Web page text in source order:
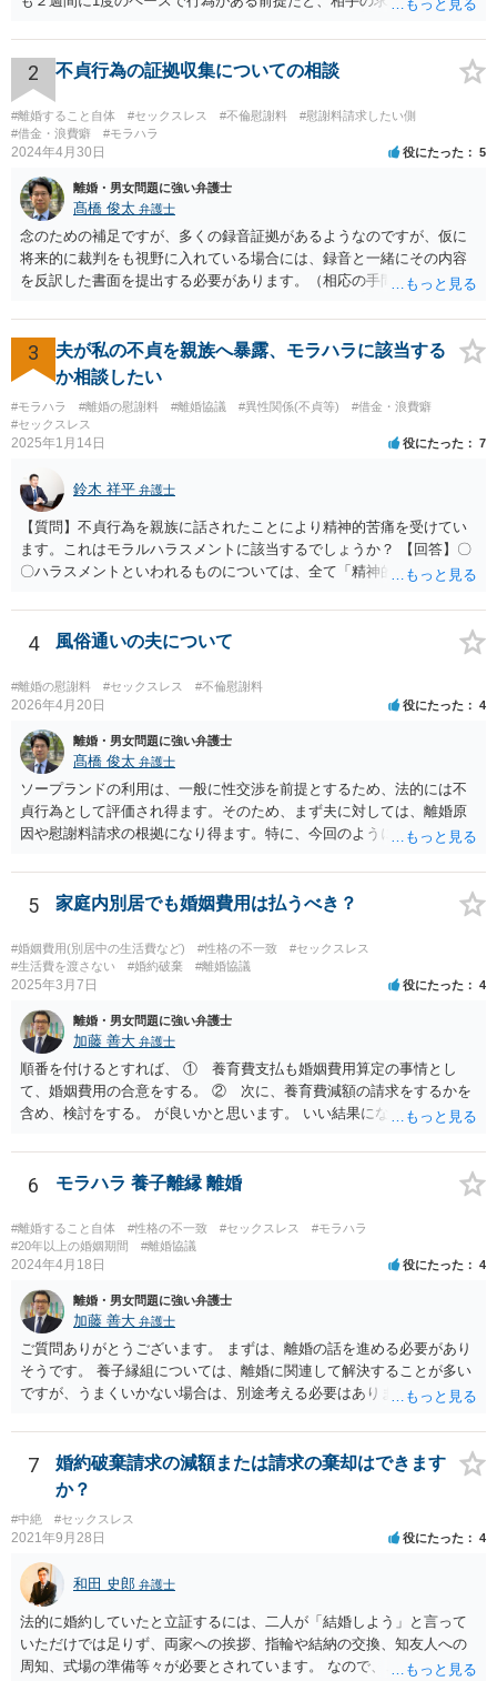
れないでしょう。 また、離婚した場合に、相手が今まで通りに生活を
するのであれば大きな違いはありませんが、そうでなくなった場合に
夫婦であれば法的に請求できたものができなくなるというデメリット
があるため、今までと何も変わらないということはないです。
2 不貞行為の証拠収集についての相談
#離婚すること自体 #セックスレス #不倫慰謝料
#慰謝料請求したい側
#借金・浪費癖
#モラハラ
2024年4月30日 役にたった 5
離婚・男女問題に強い弁護士
髙橋 俊太 弁護士
念のための補足ですが、多くの録音証拠があるようなのですが、仮に
将来的に裁判をも視野に入れている場合には、録音と一緒にその内容
を反訳した書面を提出する必要があります。（相応の手間と費用がか
るような合理的説明が必要とはなりますので、そのようなことが十分
に可能かどうかについて、一度は弁護士に直接相談なさった方がよい
と思います。 なお、夫や不倫相手自身が不倫の事実について（期間や
回数なども含め）認めて自白するような場合には、貴方において立証
する必要はなくなります。
3
夫が私の不貞を親族へ暴露、モラハラに該当する
か相談したい
#モラハラ #離婚の慰謝料 #離婚協議 #異性関係(不貞等)
#借金・浪費癖
#セックスレス
2025年1月14日 役にたった 7
鈴木 祥平 弁護士
【質問】不貞行為を親族に話されたことにより精神的苦痛を受けてい
ます。これはモラルハラスメントに該当するでしょうか？ 【回答】〇
〇ハラスメントといわれるものについては、全て「精神的・身体的苦
活している以上は、「精神的・身体的苦痛を与え」られることは不可
避的に生じますから、違法と評価されるためには、社会通念（常識）
とが必要です。 常識を逸脱したと言えるかどうかについては、必要性
や相当性という基準を使って判断をするとわかりやすいと思います。
夫婦間において今、問題が生じているということを親族には話してお
く必要はあると思われますし、常識的に見ても、また、それが親族内
にとどまる話であれば、著しく不相当なこととも言えません。ですか
ら、上記のことが社会通念を逸脱した態様・方法であるとは言えない
のではないかと思います。少なくとも、違法と評価されるハラスメン
トとは言えないでしょう。
4 風俗通いの夫について
#離婚の慰謝料 #セックスレス #不倫慰謝料
2026年4月20日 役にたった 4
離婚・男女問題に強い弁護士
髙橋 俊太 弁護士
ソープランドの利用は、一般に性交渉を前提とするため、法的には不
貞行為として評価され得ます。そのため、まず夫に対しては、離婚原
因や慰謝料請求の根拠になり得ます。特に、今回のように長期間の継
た後も続いている事情は、婚姻関係への打撃や悪質性を基礎づける事
情として主張しやすいです。一方で、ソープランドで働く女性に対す
客としての関係にとどまる場合、相手女性が夫を特別な交際相手とし
て扱っていたのか、婚姻関係を侵害するとの認識のもとで個人的関係
を持っていたのか、などが問題になります。SNSで「大好き」と送っ
ているという点は貴方としては不快にお感じだと思われますが、それ
だけで直ちに法的責任が認められるとは限りません。 現実的には、ま
ずは夫に対する対応を中心に考えるのが一般的です。離婚を求めるの
か、離婚せずに慰謝料や再発防止の誓約書を求めるのかで進め方が変
わります。証拠としては、SNS投稿、口コミ、指名履歴、プレゼント
のやり取り、県をまたいで通っていた記録などは保存しておくとよい
5 家庭内別居でも婚姻費用は払うべき？
#婚姻費用(別居中の生活費など) #性格の不一致
#セックスレス
#生活費を渡さない
#婚約破棄 #離婚協議
2025年3月7日 役にたった 4
離婚・男女問題に強い弁護士
加藤 善大 弁護士
順番を付けるとすれば、 ① 養育費支払も婚姻費用算定の事情とし
て、婚姻費用の合意をする。 ② 次に、養育費減額の請求をするかを
含め、検討をする。 が良いかと思います。 いい結果になるといいです
6 モラハラ 養子離縁 離婚
#離婚すること自体 #性格の不一致 #セックスレス
#モラハラ
#20年以上の婚姻期間
#離婚協議
2024年4月18日 役にたった 4
離婚・男女問題に強い弁護士
加藤 善大 弁護士
ご質問ありがとうございます。 まずは、離婚の話を進める必要があり
そうです。 養子縁組については、離婚に関連して解決することが多い
ですが、うまくいかない場合は、別途考える必要はあります。 離婚の
での話し合い）、裁判離婚（裁判官が離婚を認めるもの）の３種類が
あります。 離婚を希望する場合は、通常は、協議離婚を目指して当人
同士で話し合いをすることから始めますので、話し合いの準備を整え
ることから始めてください。 場合によっては、話し合いの前に別居す
ることも考えられます。 話し合いの準備としては、一般論として、ど
のような条件で離婚するかについて、ご質問者様の希望をまとめた
り、 財産分与等のために必要になる資料を集めたりします。 可能であ
れば、ご依頼になるかは別にして、お近くの弁護士に直接相談して、
話を聞いたうえで進めるといいですよ。 ご参考にしていただければ幸
いです。
7
婚約破棄請求の減額または請求の棄却はできます
か？
#中絶 #セックスレス
2021年9月28日 役にたった 4
和田 史郎 弁護士
法的に婚約していたと立証するには、二人が「結婚しよう」と言って
いただけでは足りず、両家への挨拶、指輪や結納の交換、知友人への
周知、式場の準備等々が必要とされています。 なので、ご記載の内容